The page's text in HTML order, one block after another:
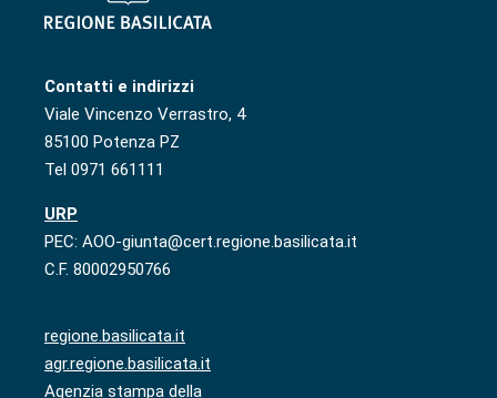
Contatti e indirizzi
Viale Vincenzo Verrastro, 4
85100 Potenza PZ
Tel 0971 661111
URP
PEC: AOO-giunta@cert.regione.basilicata.it
C.F. 80002950766
regione.basilicata.it
agr.regione.basilicata.it
Agenzia stampa della